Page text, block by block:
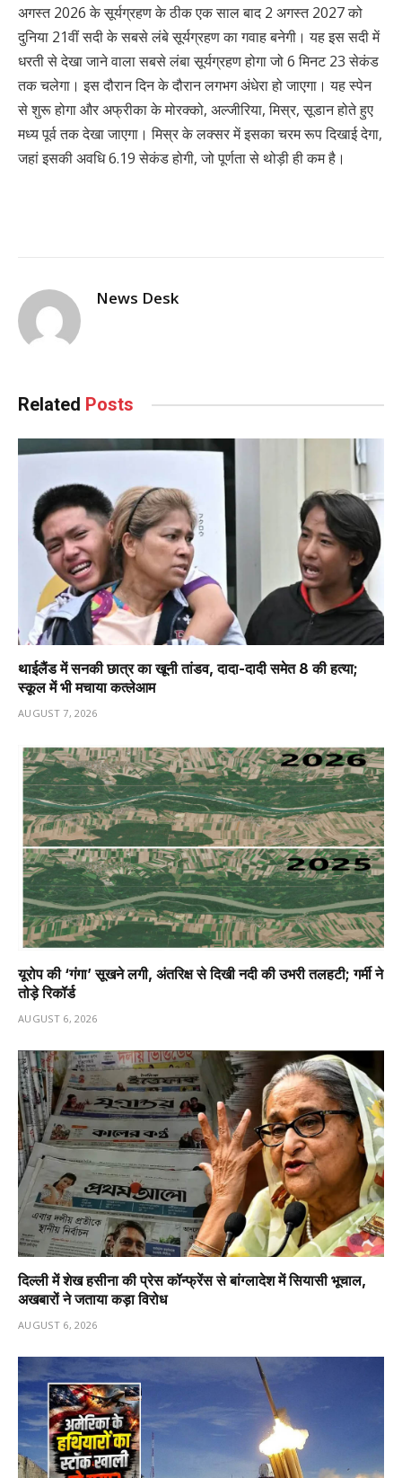
अगस्त 2026 के सूर्यग्रहण के ठीक एक साल बाद 2 अगस्त 2027 को
दुनिया 21वीं सदी के सबसे लंबे सूर्यग्रहण का गवाह बनेगी। यह इस सदी में
धरती से देखा जाने वाला सबसे लंबा सूर्यग्रहण होगा जो 6 मिनट 23 सेकंड
तक चलेगा। इस दौरान दिन के दौरान लगभग अंधेरा हो जाएगा। यह स्पेन
से शुरू होगा और अफ्रीका के मोरक्को, अल्जीरिया, मिस्र, सूडान होते हुए
मध्य पूर्व तक देखा जाएगा। मिस्र के लक्सर में इसका चरम रूप दिखाई देगा,
जहां इसकी अवधि 6.19 सेकंड होगी, जो पूर्णता से थोड़ी ही कम है।
News Desk
Related Posts
थाईलैंड में सनकी छात्र का खूनी तांडव, दादा-दादी समेत 8 की हत्या;
स्कूल में भी मचाया कत्लेआम
AUGUST 7, 2026
यूरोप की ‘गंगा’ सूखने लगी, अंतरिक्ष से दिखी नदी की उभरी तलहटी; गर्मी ने
तोड़े रिकॉर्ड
AUGUST 6, 2026
दिल्ली में शेख हसीना की प्रेस कॉन्फ्रेंस से बांग्लादेश में सियासी भूचाल,
अखबारों ने जताया कड़ा विरोध
AUGUST 6, 2026